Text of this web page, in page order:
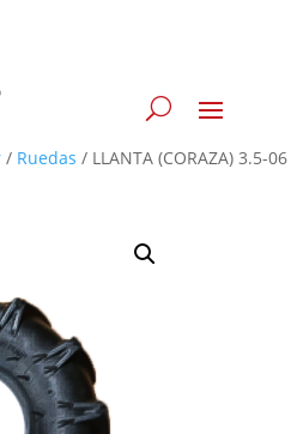
/ Ruedas / LLANTA (CORAZA) 3.5-06